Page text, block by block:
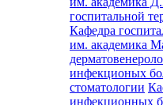
госпитальной
Кафедра
им. академика
инфекционых
стоматологии
инфекционных